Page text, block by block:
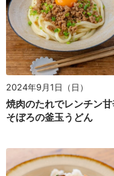
2024年9月1日（日）
焼肉のたれでレンチン
そぼろの釜玉うどん